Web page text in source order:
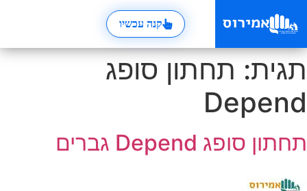
קנה עכשיו
תגית: תחתון סופג
Depend
תחתון סופג Depend גברים